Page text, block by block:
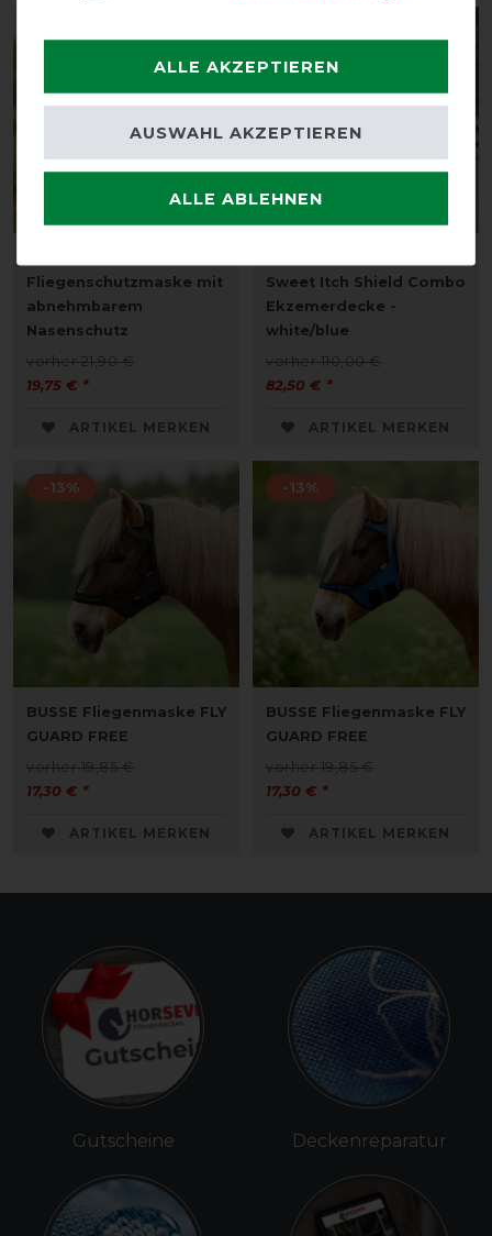
Fliegenschutzmaske mit
abnehmbarem
Nasenschutz
vorher 21,90 €
19,75 € *
ARTIKEL MERKEN
Sweet Itch Shield Combo
Ekzemerdecke -
white/blue
vorher 110,00 €
82,50 € *
ARTIKEL MERKEN
-13%
BUSSE Fliegenmaske FLY
GUARD FREE
vorher 19,85 €
17,30 € *
ARTIKEL MERKEN
-13%
BUSSE Fliegenmaske FLY
GUARD FREE
vorher 19,85 €
17,30 € *
ARTIKEL MERKEN
Gutscheine Deckenreparatur
ALLE AKZEPTIEREN
ALLE ABLEHNEN
AUSWAHL AKZEPTIEREN